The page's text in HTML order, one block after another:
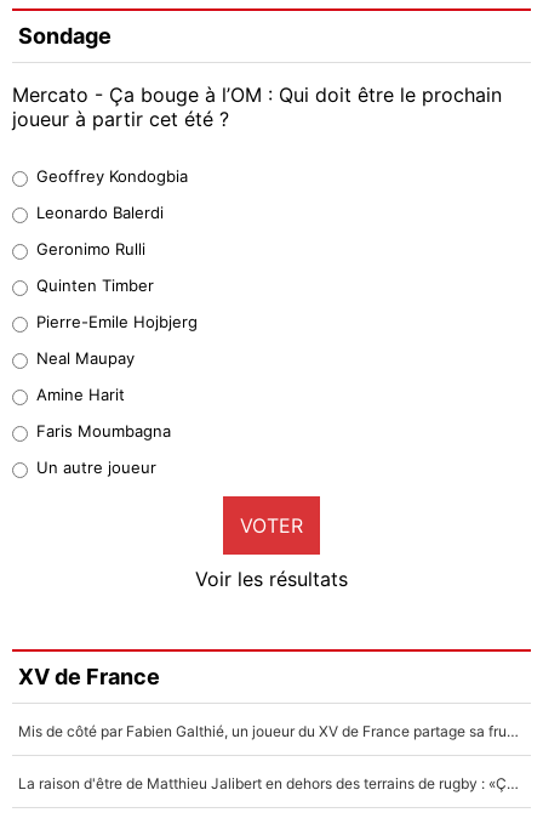
Sondage
Mercato - Ça bouge à l’OM : Qui doit être le prochain
joueur à partir cet été ?
38%
32%
5%
1%
9%
Faris Moumbagna
4%
Un autre joueur
5%
Geoffrey Kondogbia
Leonardo Balerdi
Geronimo Rulli
Quinten Timber
Pierre-Emile Hojbjerg
Neal Maupay
Amine Harit
Faris Moumbagna
Un autre joueur
VOTER
Voir les résultats
XV de France
Mis de côté par Fabien Galthié, un joueur du XV de France partage sa frustration : «ils ne me l’ont pas dit tout de suite»
La raison d'être de Matthieu Jalibert en dehors des terrains de rugby : «Ça m'atteint autant que si tu touches à un membre de ma famille»